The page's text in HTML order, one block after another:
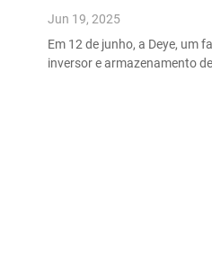
Jun 19, 2025
Em 12 de junho, a Deye, um
inversor e armazenamento